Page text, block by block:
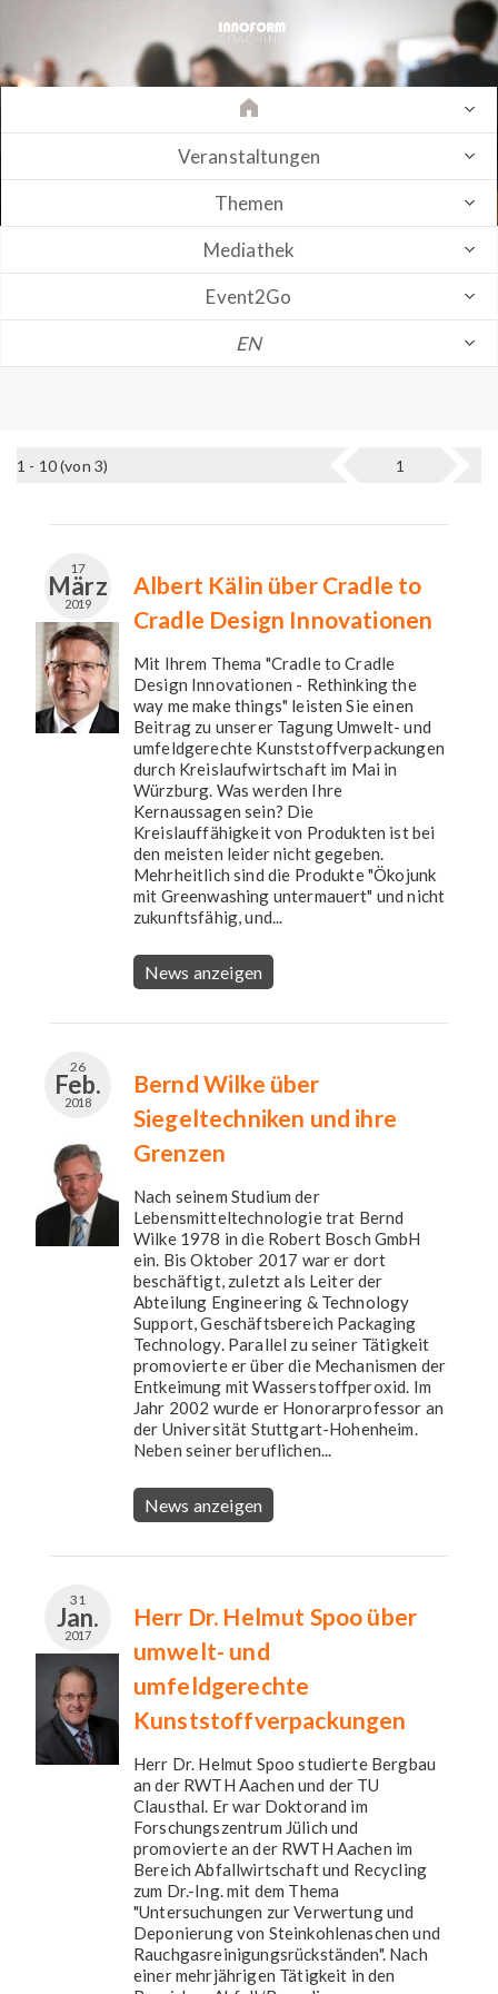
Veranstaltungen
Themen
Mediathek
Event2Go
EN
1 - 10 (von 3) 1
17
März
2019
Albert Kälin über Cradle to
Cradle Design Innovationen
Mit Ihrem Thema "Cradle to Cradle
Design Innovationen - Rethinking the
way me make things" leisten Sie einen
Beitrag zu unserer Tagung Umwelt- und
umfeldgerechte Kunststoffverpackungen
durch Kreislaufwirtschaft im Mai in
Würzburg. Was werden Ihre
Kernaussagen sein? Die
Kreislauffähigkeit von Produkten ist bei
den meisten leider nicht gegeben.
Mehrheitlich sind die Produkte "Ökojunk
mit Greenwashing untermauert" und nicht
zukunftsfähig, und...
News anzeigen
26
Feb.
2018
Bernd Wilke über
Siegeltechniken und ihre
Grenzen
Nach seinem Studium der
Lebensmitteltechnologie trat Bernd
Wilke 1978 in die Robert Bosch GmbH
ein. Bis Oktober 2017 war er dort
beschäftigt, zuletzt als Leiter der
Abteilung Engineering & Technology
Support, Geschäftsbereich Packaging
Technology. Parallel zu seiner Tätigkeit
promovierte er über die Mechanismen der
Entkeimung mit Wasserstoffperoxid. Im
Jahr 2002 wurde er Honorarprofessor an
der Universität Stuttgart-Hohenheim.
Neben seiner beruflichen...
News anzeigen
31
Jan.
2017
Herr Dr. Helmut Spoo über
umwelt- und
umfeldgerechte
Kunststoffverpackungen
Herr Dr. Helmut Spoo studierte Bergbau
an der RWTH Aachen und der TU
Clausthal. Er war Doktorand im
Forschungszentrum Jülich und
promovierte an der RWTH Aachen im
Bereich Abfallwirtschaft und Recycling
zum Dr.-Ing. mit dem Thema
"Untersuchungen zur Verwertung und
Deponierung von Steinkohlenaschen und
Rauchgasreinigungsrückständen". Nach
einer mehrjährigen Tätigkeit in den